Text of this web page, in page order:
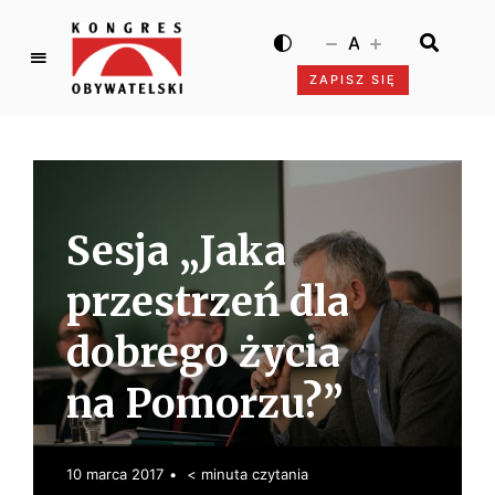
K
n
e
s
O
b
y
w
a
t
e
l
ZAPISZ SIĘ
A
Sesja „Jaka
przestrzeń dla
dobrego życia
na Pomorzu?”
10 marca 2017 < minuta czytania